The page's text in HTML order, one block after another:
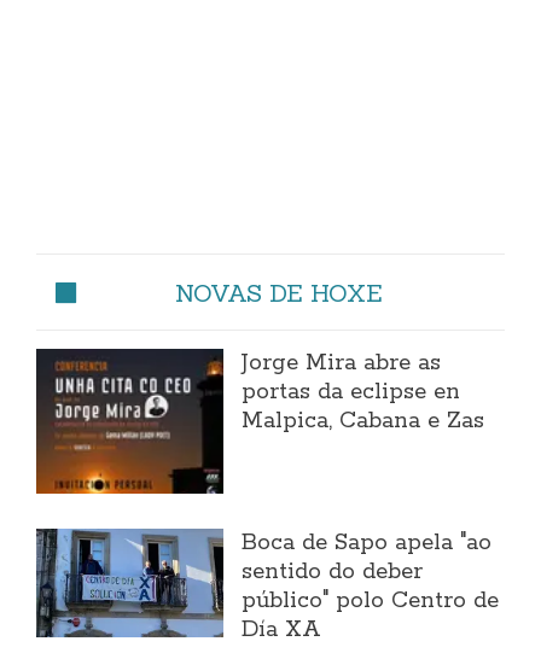
NOVAS DE HOXE
Jorge Mira abre as
portas da eclipse en
Malpica, Cabana e Zas
Boca de Sapo apela "ao
sentido do deber
público" polo Centro de
Día XA